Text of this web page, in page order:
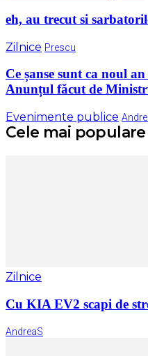
eh, au trecut si
Zilnice Prescu
Ce șanse sunt ca noul
Anunțul făcut de
Evenimente publice
Cele mai
Zilnice
Cu KIA EV2 scapi de
AndreaS